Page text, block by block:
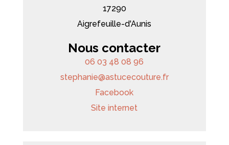
17290
Aigrefeuille-d'Aunis
Nous contacter
06 03 48 08 96
stephanie@astucecouture.fr
Facebook
Site internet